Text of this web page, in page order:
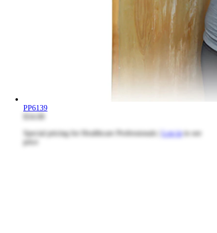
PP6139
$34.08
Special pricing for Healthcare Professionals | Log into see
price